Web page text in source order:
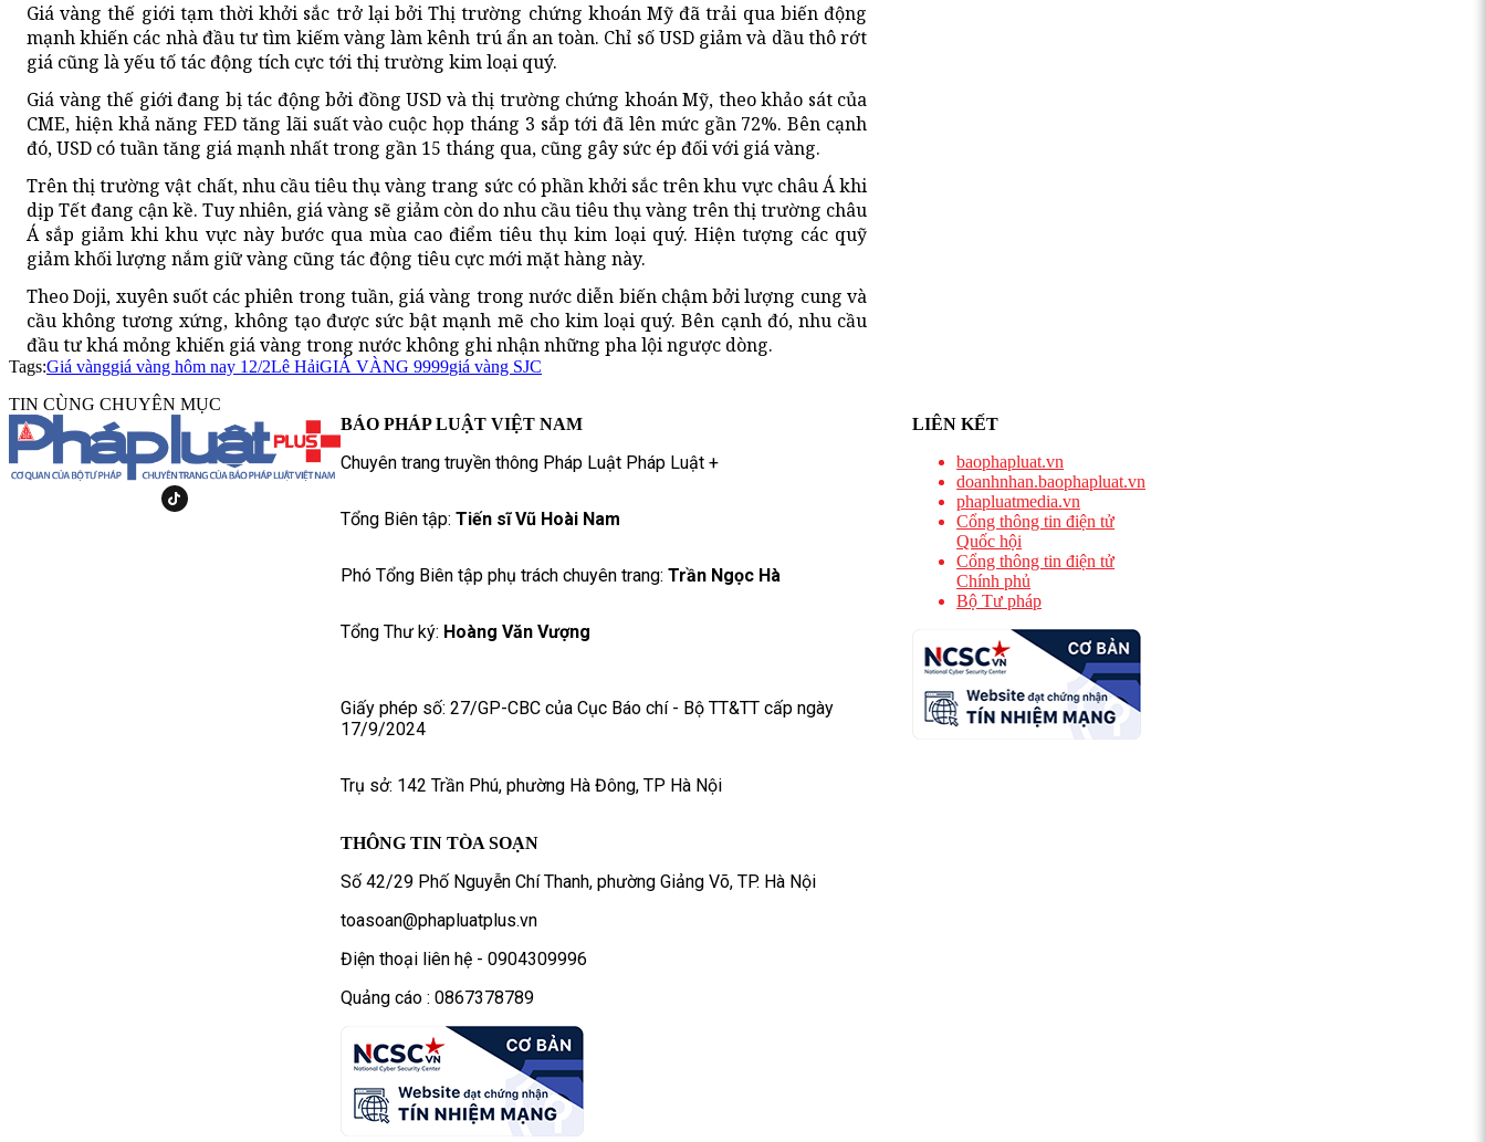
Giá vàng thế giới tạm thời khởi sắc trở lại bởi Thị trường chứng khoán Mỹ đã trải qua biến động
mạnh khiến các nhà đầu tư tìm kiếm vàng làm kênh trú ẩn an toàn. Chỉ số USD giảm và dầu thô rớt
giá cũng là yếu tố tác động tích cực tới thị trường kim loại quý.
Giá vàng thế giới đang bị tác động bởi đồng USD và thị trường chứng khoán Mỹ, theo khảo sát của
CME, hiện khả năng FED tăng lãi suất vào cuộc họp tháng 3 sắp tới đã lên mức gần 72%. Bên cạnh
đó, USD có tuần tăng giá mạnh nhất trong gần 15 tháng qua, cũng gây sức ép đối với giá vàng.
Trên thị trường vật chất, nhu cầu tiêu thụ vàng trang sức có phần khởi sắc trên khu vực châu Á khi
dịp Tết đang cận kề. Tuy nhiên, giá vàng sẽ giảm còn do nhu cầu tiêu thụ vàng trên thị trường châu
Á sắp giảm khi khu vực này bước qua mùa cao điểm tiêu thụ kim loại quý. Hiện tượng các quỹ
giảm khối lượng nắm giữ vàng cũng tác động tiêu cực mới mặt hàng này.
Theo Doji, xuyên suốt các phiên trong tuần, giá vàng trong nước diễn biến chậm bởi lượng cung và
cầu không tương xứng, không tạo được sức bật mạnh mẽ cho kim loại quý. Bên cạnh đó, nhu cầu
đầu tư khá mỏng khiến giá vàng trong nước không ghi nhận những pha lội ngược dòng.
Tags:Giá vànggiá vàng hôm nay 12/2Lê HảiGIÁ VÀNG 9999giá vàng SJC
TIN CÙNG CHUYÊN MỤC
BÁO PHÁP LUẬT VIỆT NAM
Chuyên trang truyền thông Pháp Luật Pháp Luật +
Tổng Biên tập: Tiến sĩ Vũ Hoài Nam
Phó Tổng Biên tập phụ trách chuyên trang: Trần Ngọc Hà
Tổng Thư ký: Hoàng Văn Vượng
Giấy phép số: 27/GP-CBC của Cục Báo chí - Bộ TT&TT cấp ngày
17/9/2024
Trụ sở: 142 Trần Phú, phường Hà Đông, TP Hà Nội
THÔNG TIN TÒA SOẠN
Số 42/29 Phố Nguyễn Chí Thanh, phường Giảng Võ, TP. Hà Nội
toasoan@phapluatplus.vn
Điện thoại liên hệ - 0904309996
Quảng cáo : 0867378789
LIÊN KẾT
baophapluat.vn
doanhnhan.baophapluat.vn
phapluatmedia.vn
Cổng thông tin điện tử
Quốc hội
Cổng thông tin điện tử
Chính phủ
Bộ Tư pháp